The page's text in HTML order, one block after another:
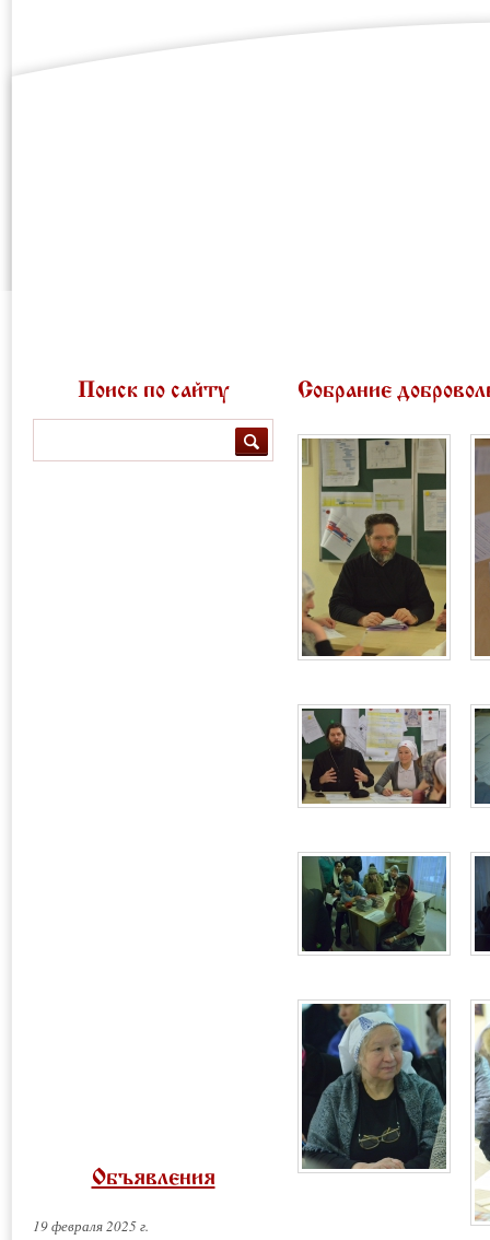
Собрание
Поиск по сайту
Объявления
19 февраля 2025 г.